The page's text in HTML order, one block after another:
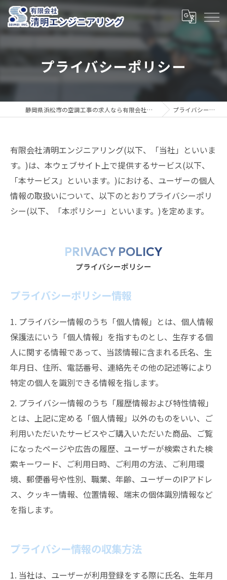
プライバシーポリシー
静岡県浜松市の空調工事の求人なら有限会社清明エンジニアリング プライバシーポリシー
有限会社清明エンジニアリング(以下、「当社」といいま
す。)は、本ウェブサイト上で提供するサービス(以下、
「本サービス」といいます。)における、ユーザーの個人
情報の取扱いについて、以下のとおりプライバシーポリ
シー(以下、「本ポリシー」といいます。)を定めます。
プライバシーポリシー
PRIVACY POLICY
プライバシーポリシー情報
1. プライバシー情報のうち「個人情報」とは、個人情報
保護法にいう「個人情報」を指すものとし、生存する個
人に関する情報であって、当該情報に含まれる氏名、生
年月日、住所、電話番号、連絡先その他の記述等により
特定の個人を識別できる情報を指します。
2. プライバシー情報のうち「履歴情報および特性情報」
とは、上記に定める「個人情報」以外のものをいい、ご
利用いただいたサービスやご購入いただいた商品、ご覧
になったページや広告の履歴、ユーザーが検索された検
索キーワード、ご利用日時、ご利用の方法、ご利用環
境、郵便番号や性別、職業、年齢、ユーザーのIPアドレ
ス、クッキー情報、位置情報、端末の個体識別情報など
を指します。
プライバシー情報の収集方法
1. 当社は、ユーザーが利用登録をする際に氏名、生年月